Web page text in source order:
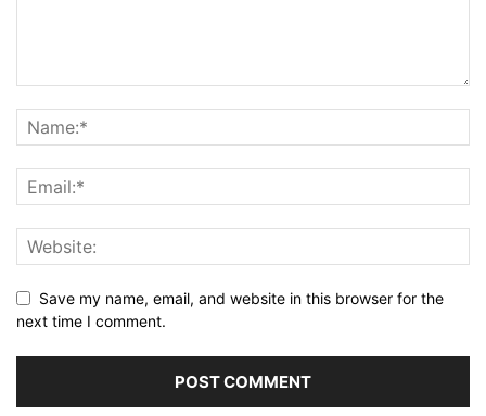
Save my name, email, and website in this browser for the
next time I comment.